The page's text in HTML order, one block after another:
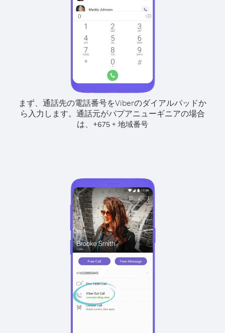
まず、通話先の電話番号をViberのダイアルパッドか
ら入力します。 通話元がパプアニューギニアの場合
は、 +675 + 地域番号